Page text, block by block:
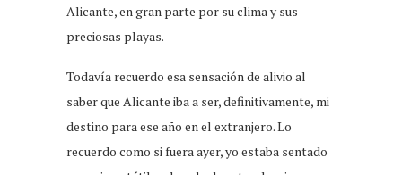
Alicante, en gran parte por su clima y sus
preciosas playas.
Todavía recuerdo esa sensación de alivio al
saber que Alicante iba a ser, definitivamente, mi
destino para ese año en el extranjero. Lo
recuerdo como si fuera ayer, yo estaba sentado